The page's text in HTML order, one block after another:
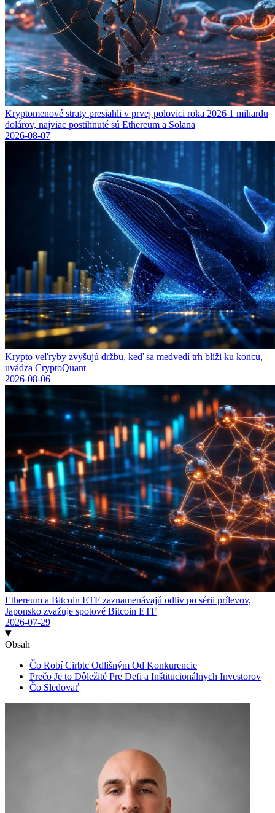
Kryptomenové straty presiahli v prvej polovici roka 2026 1 miliardu
dolárov, najviac postihnuté sú Ethereum a Solana
2026-08-07
Krypto veľryby zvyšujú držbu, keď sa medvedí trh blíži ku koncu,
uvádza CryptoQuant
2026-08-06
Ethereum a Bitcoin ETF zaznamenávajú odliv po sérii prílevov,
Japonsko zvažuje spotové Bitcoin ETF
2026-07-29
Obsah
Čo Robí Cirbtc Odlišným Od Konkurencie
Prečo Je to Dôležité Pre Defi a Inštitucionálnych Investorov
Čo Sledovať